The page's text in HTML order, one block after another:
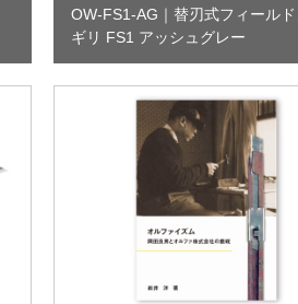
OW-FS1-AG ｜ 替刃式フィールド
ギリ FS1 アッシュグレー